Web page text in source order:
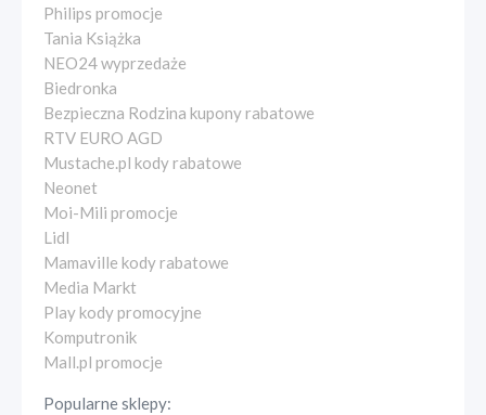
Philips promocje
Tania Książka
NEO24 wyprzedaże
Biedronka
Bezpieczna Rodzina kupony rabatowe
RTV EURO AGD
Mustache.pl kody rabatowe
Neonet
Moi-Mili promocje
Lidl
Mamaville kody rabatowe
Media Markt
Play kody promocyjne
Komputronik
Mall.pl promocje
Popularne sklepy: